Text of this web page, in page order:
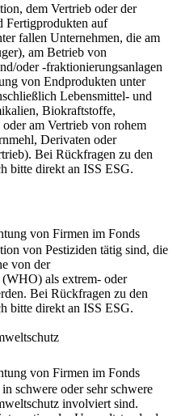
dem Vertrieb oder der
Fertigprodukten auf
fallen Unternehmen, die am
am Betrieb von
oder -fraktionierungsanlagen
von Endprodukten unter
Lebensmittel- und
Biokraftstoffe,
am Vertrieb von rohem
Derivaten oder
Bei Rückfragen zu den
bitte direkt an ISS ESG.
von Firmen im Fonds
von Pestiziden tätig sind, die
von der
als extrem- oder
Bei Rückfragen zu den
bitte direkt an ISS ESG.
von Firmen im Fonds
schwere oder sehr schwere
involviert sind.